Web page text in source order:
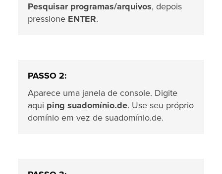
Pesquisar programas/arquivos, depois
pressione ENTER.
PASSO 2:
Aparece uma janela de console. Digite
aqui ping suadomínio.de. Use seu próprio
domínio em vez de suadomínio.de.